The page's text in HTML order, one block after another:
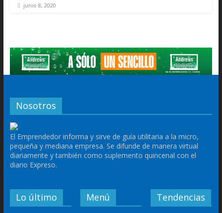
junio 8, 2020
Nosotros
El Emprendedor informa y sirve de guía utilitaria a la micro,
pequeña y mediana empresa. Se difunde de manera virtual
diariamente y también como suplemento quincenal con el
diario Expreso.
Lo último Menú Tendencias